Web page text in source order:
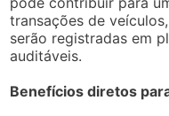
transações de
serão registradas em
auditáveis.
Benefícios diretos